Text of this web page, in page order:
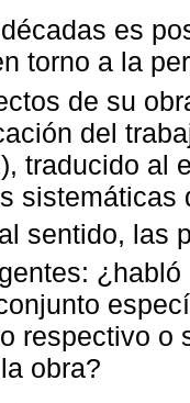
es
torno a la
de su
del
traducido al
sentido, las
respectivo o
obra?